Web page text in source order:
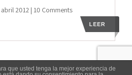
abril 2012| 10 Comments
LEER
que usted tenga la mejor experiencia de